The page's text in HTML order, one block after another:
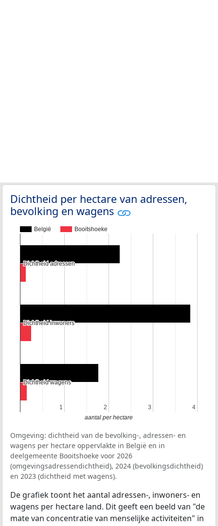
Dichtheid per hectare van adressen,
bevolking en wagens
België Booitshoeke
1
1 2
2 3
3 4
4
Dichtheid adressen
Dichtheid adressen
Dichtheid inwoners
Dichtheid inwoners
Dichtheid wagens
Dichtheid wagens
aantal per hectare
Omgeving: dichtheid van de bevolking-, adressen- en
wagens per hectare oppervlakte in België en in
deelgemeente Booitshoeke voor 2026
(omgevingsadressendichtheid), 2024 (bevolkingsdichtheid)
en 2023 (dichtheid met wagens).
De grafiek toont het aantal adressen-, inwoners- en
wagens per hectare land. Dit geeft een beeld van "de
mate van concentratie van menselijke activiteiten" in